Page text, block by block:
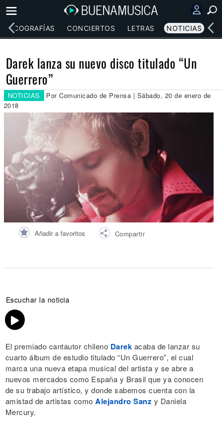
DISCOGRAFÍAS CONCIERTOS LETRAS NOTICIAS
Darek lanza su nuevo disco titulado “Un
Guerrero”
NOTICIAS
Por Comunicado de Prensa | Sábado, 20 de enero de
2018
Añadir a favoritos Compartir
Escuchar la noticia
El premiado cantautor chileno Darek acaba de lanzar su
cuarto álbum de estudio titulado “Un Guerrero”, el cual
marca una nueva etapa musical del artista y se abre a
nuevos mercados como España y Brasil que ya conocen
de su trabajo artístico, y donde sabemos cuenta con la
amistad de artistas como Alejandro Sanz y Daniela
Mercury.